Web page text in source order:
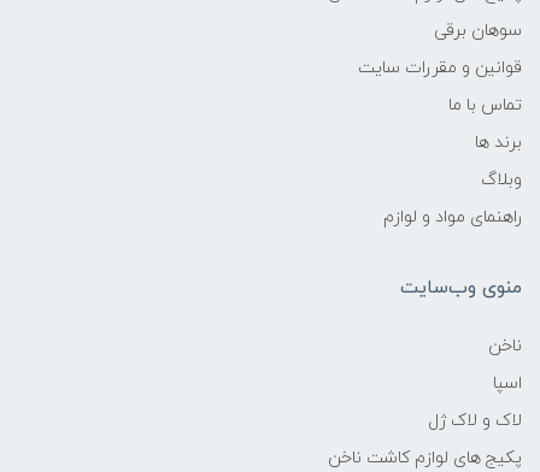
سوهان برقی
قوانین و مقررات سایت
تماس با ما
برند ها
وبلاگ
راهنمای مواد و لوازم
منوی وب‌سایت
ناخن
اسپا
لاک و لاک ژل
پکیج های لوازم کاشت ناخن